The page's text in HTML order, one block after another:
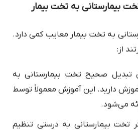
بیمارستانی به تخت بیمار
به تخت بیمار معایب کمی دارد.
از:
تبدیل صحیح تخت بیمارستانی به
دارید. این آموزش معمولاً توسط
می‌شود.
تخت بیمارستانی به درستی تنظیم